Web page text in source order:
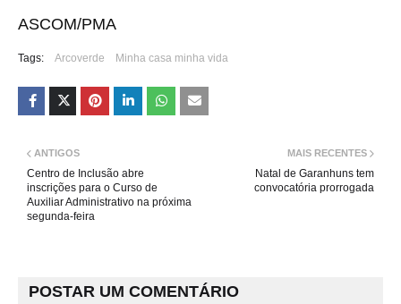
ASCOM/PMA
Tags: Arcoverde Minha casa minha vida
MAIS RECENTES
​​Natal de Garanhuns tem
convocatória prorrogada
ANTIGOS
Centro de Inclusão abre
inscrições para o Curso de
Auxiliar Administrativo na próxima
segunda-feira
POSTAR UM COMENTÁRIO